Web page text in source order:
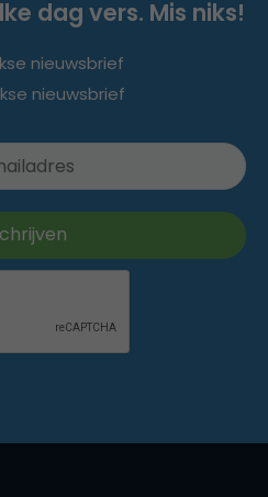
dag vers. Mis niks!
nieuwsbrief
nieuwsbrief